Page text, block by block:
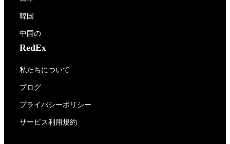
韓国
中国の
RedEx
私たちについて
ブログ
プライバシーポリシー
サービス利用規約